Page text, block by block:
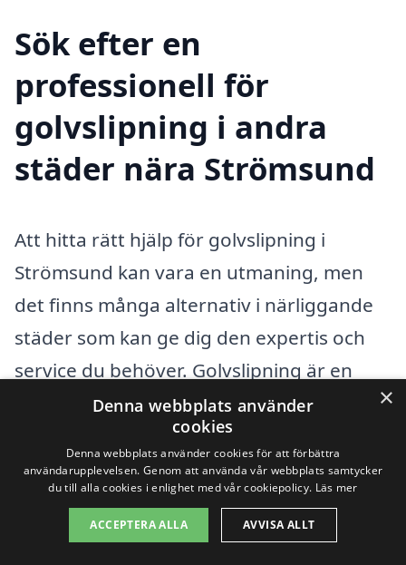
Sök efter en
professionell för
golvslipning i andra
städer nära Strömsund
Att hitta rätt hjälp för golvslipning i
Strömsund kan vara en utmaning, men
det finns många alternativ i närliggande
städer som kan ge dig den expertis och
service du behöver. Golvslipning är en
viktig del av att hålla dina golv i bästa
skick, oavsett om det handlar om att
återställa glansen i ett gammalt trägolv
eller förbereda ytan för en ny finish.
Genom att söka efter professionell hjälp i
×
Denna webbplats använder
cookies
Denna webbplats använder cookies för att förbättra
användarupplevelsen. Genom att använda vår webbplats samtycker
du till alla cookies i enlighet med vår cookiepolicy. Läs mer
ACCEPTERA ALLA AVVISA ALLT